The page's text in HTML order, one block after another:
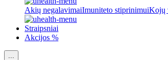
Akių negalavimaiImuniteto stiprinimuiKojų
Straipsniai
Akcijos %
...